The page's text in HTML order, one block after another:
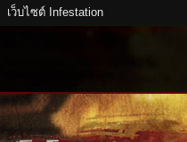
เว็บไซต์ Infestation